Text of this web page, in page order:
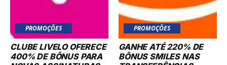
PROMOÇÕES
CLUBE LIVELO OFERECE
400% DE BÔNUS PARA
PROMOÇÕES
GANHE ATÉ 220% DE
BÔNUS SMILES NAS